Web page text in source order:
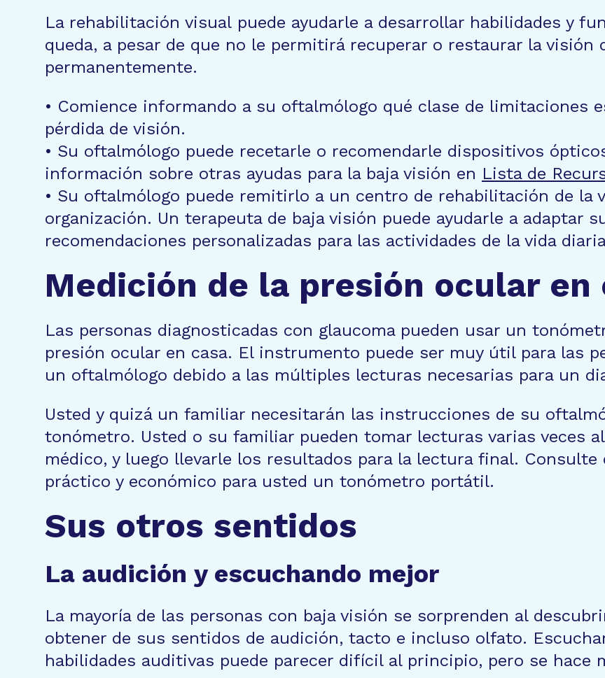
La rehabilitación visual puede ayudarle a desarrollar habilidades y
queda, a pesar de que no le permitirá recuperar o restaurar la visión
permanentemente.
• Comience informando a su oftalmólogo qué clase de limitaciones
pérdida de visión.
• Su oftalmólogo puede recetarle o recomendarle dispositivos
información sobre otras ayudas para la baja visión en Lista de
• Su oftalmólogo puede remitirlo a un centro de rehabilitación de la
organización. Un terapeuta de baja visión puede ayudarle a adaptar
recomendaciones personalizadas para las actividades de la vida
Medición de la presión ocular en
Las personas diagnosticadas con glaucoma pueden usar un
presión ocular en casa. El instrumento puede ser muy útil para las
un oftalmólogo debido a las múltiples lecturas necesarias para un
Usted y quizá un familiar necesitarán las instrucciones de su
tonómetro. Usted o su familiar pueden tomar lecturas varias veces
médico, y luego llevarle los resultados para la lectura final.
práctico y económico para usted un tonómetro portátil.
Sus otros sentidos
La audición y escuchando mejor
La mayoría de las personas con baja visión se sorprenden al
obtener de sus sentidos de audición, tacto e incluso olfato.
habilidades auditivas puede parecer difícil al principio, pero se hace